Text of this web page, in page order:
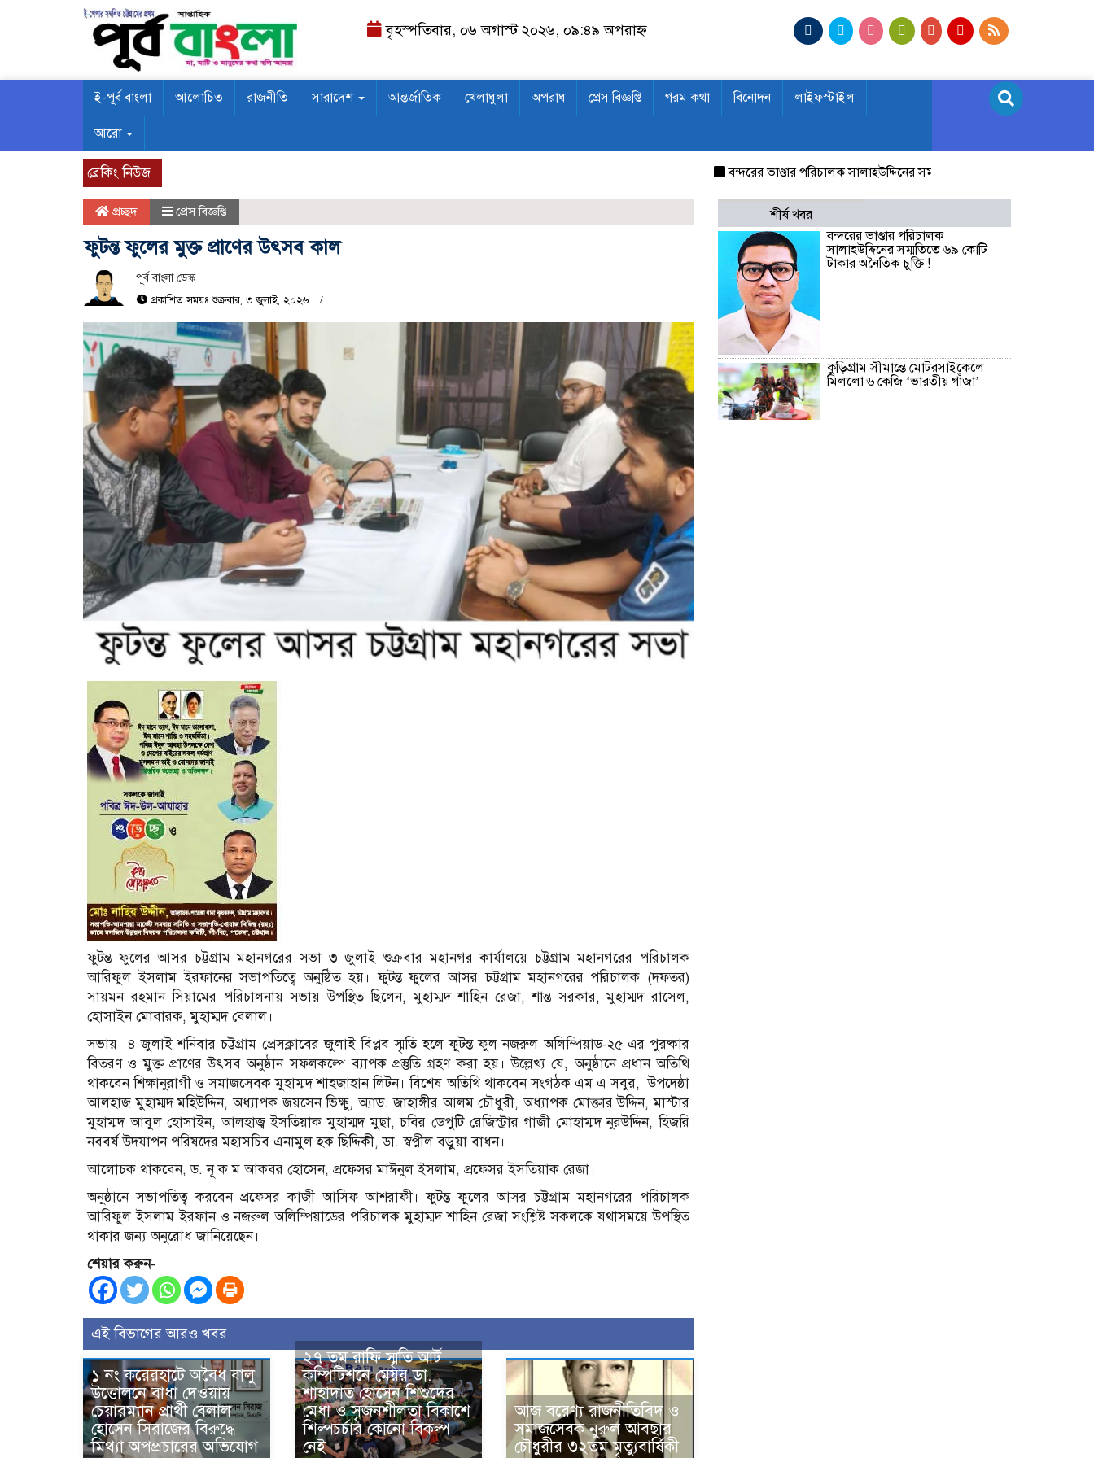
বৃহস্পতিবার, ০৬ অগাস্ট ২০২৬, ০৯:৪৯ অপরাহ্ন
ই-পূর্ব বাংলা আলোচিত রাজনীতি সারাদেশ আন্তর্জাতিক খেলাধুলা অপরাধ প্রেস বিজ্ঞপ্তি গরম কথা বিনোদন লাইফস্টাইল
আরো
ব্রেকিং নিউজ বন্দরের ভাণ্ডার পরিচালক সালাহউদ্দিনের সম্মতিতে ৬৯ কোটি টাকার অনৈতিক চুক্তি !
প্রচ্ছদ প্রেস বিজ্ঞপ্তি
ফুটন্ত ফুলের মুক্ত প্রাণের উৎসব কাল
পূর্ব বাংলা ডেস্ক
প্রকাশিত সময়ঃ শুক্রবার, ৩ জুলাই, ২০২৬
ফুটন্ত ফুলের আসর চট্টগ্রাম মহানগরের সভা ৩ জুলাই শুক্রবার মহানগর কার্যালয়ে চট্টগ্রাম মহানগরের পরিচালক
আরিফুল ইসলাম ইরফানের সভাপতিত্বে অনুষ্ঠিত হয়। ফুটন্ত ফুলের আসর চট্টগ্রাম মহানগরের পরিচালক (দফতর)
সায়মন রহমান সিয়ামের পরিচালনায় সভায় উপস্থিত ছিলেন, মুহাম্মদ শাহিন রেজা, শান্ত সরকার, মুহাম্মদ রাসেল,
হোসাইন মোবারক, মুহাম্মদ বেলাল।
সভায় ৪ জুলাই শনিবার চট্টগ্রাম প্রেসক্লাবের জুলাই বিপ্লব স্মৃতি হলে ফুটন্ত ফুল নজরুল অলিম্পিয়াড-২৫ এর পুরষ্কার
বিতরণ ও মুক্ত প্রাণের উৎসব অনুষ্ঠান সফলকল্পে ব্যাপক প্রস্তুতি গ্রহণ করা হয়। উল্লেখ্য যে, অনুষ্ঠানে প্রধান অতিথি
থাকবেন শিক্ষানুরাগী ও সমাজসেবক মুহাম্মদ শাহজাহান লিটন। বিশেষ অতিথি থাকবেন সংগঠক এম এ সবুর, উপদেষ্ঠা
আলহাজ মুহাম্মদ মহিউদ্দিন, অধ্যাপক জয়সেন ভিক্ষু, অ্যাড. জাহাঙ্গীর আলম চৌধুরী, অধ্যাপক মোক্তার উদ্দিন, মাস্টার
মুহাম্মদ আবুল হোসাইন, আলহাজ্ব ইসতিয়াক মুহাম্মদ মুছা, চবির ডেপুটি রেজিস্ট্রার গাজী মোহাম্মদ নুরউদ্দিন, হিজরি
নববর্ষ উদযাপন পরিষদের মহাসচিব এনামুল হক ছিদ্দিকী, ডা. স্বপ্নীল বড়ুয়া বাধন।
আলোচক থাকবেন, ড. নূ ক ম আকবর হোসেন, প্রফেসর মাঈনুল ইসলাম, প্রফেসর ইসতিয়াক রেজা।
অনুষ্ঠানে সভাপতিত্ব করবেন প্রফেসর কাজী আসিফ আশরাফী। ফুটন্ত ফুলের আসর চট্টগ্রাম মহানগরের পরিচালক
আরিফুল ইসলাম ইরফান ও নজরুল অলিম্পিয়াডের পরিচালক মুহাম্মদ শাহিন রেজা সংশ্লিষ্ট সকলকে যথাসময়ে উপস্থিত
থাকার জন্য অনুরোধ জানিয়েছেন।
শেয়ার করুন-
এই বিভাগের আরও খবর
১ নং করেরহাটে অবৈধ বালু
উত্তোলনে বাধা দেওয়ায়
চেয়ারম্যান প্রার্থী বেলাল
হোসেন সিরাজের বিরুদ্ধে
মিথ্যা অপপ্রচারের অভিযোগ
২৭ তম রাফি স্মৃতি আর্ট
কম্পিটিশনে মেয়র ডা.
শাহাদাত হোসেন শিশুদের
মেধা ও সৃজনশীলতা বিকাশে
শিল্পচর্চার কোনো বিকল্প
নেই
আজ বরেণ্য রাজনীতিবিদ ও
সমাজসেবক নুরুল আবছার
চৌধুরীর ৩২তম মৃত্যুবার্ষিকী
শীর্ষ খবর
বন্দরের ভাণ্ডার পরিচালক
সালাহউদ্দিনের সম্মতিতে ৬৯ কোটি
টাকার অনৈতিক চুক্তি !
কুড়িগ্রাম সীমান্তে মোটরসাইকেলে
মিললো ৬ কেজি ‘ভারতীয় গাঁজা’